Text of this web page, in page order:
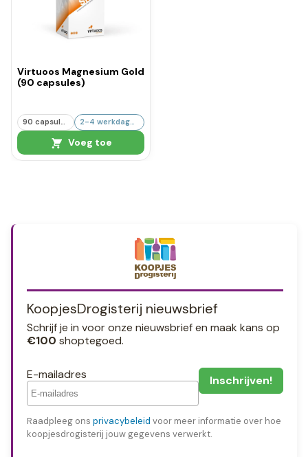
Virtuoos Magnesium Gold
(90 capsules)
90 capsules 2-4 werkdagen
Voeg toe
KoopjesDrogisterij nieuwsbrief
Schrijf je in voor onze nieuwsbrief en maak kans op
€100 shoptegoed.
E-mailadres
Raadpleeg ons privacybeleid voor meer informatie over hoe
koopjesdrogisterij jouw gegevens verwerkt.